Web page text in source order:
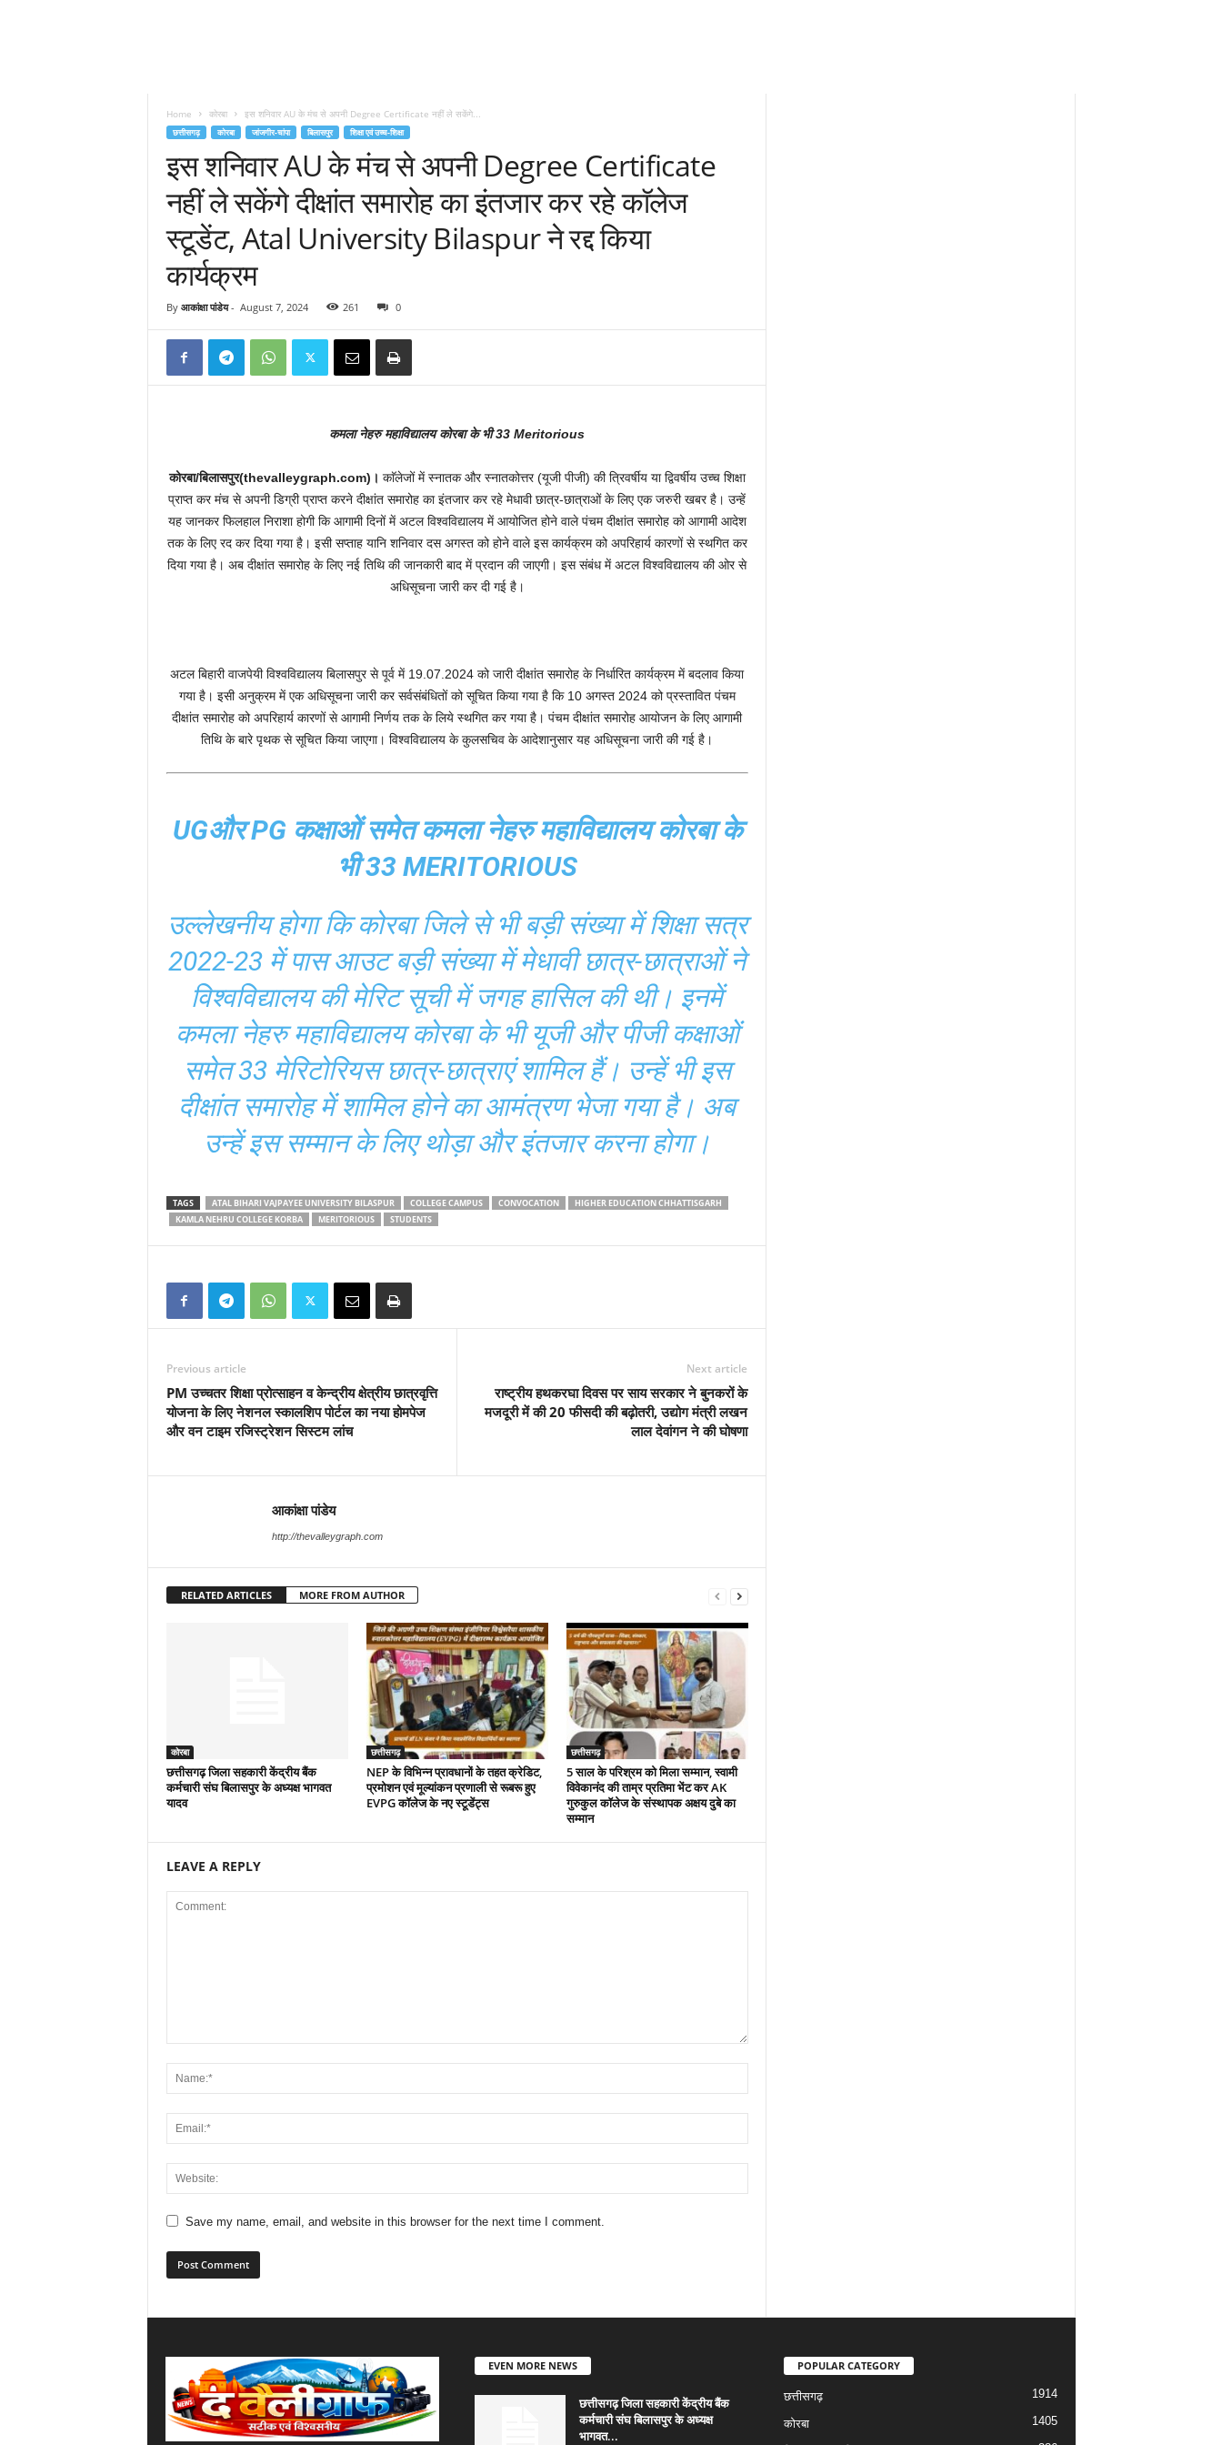
Home कोरबा इस शनिवार AU के मंच से अपनी Degree Certificate नहीं ले सकेंगे...
छत्तीसगढ़ कोरबा जांजगीर-चांपा बिलासपुर शिक्षा एवं उच्च-शिक्षा
इस शनिवार AU के मंच से अपनी Degree Certificate
नहीं ले सकेंगे दीक्षांत समारोह का इंतजार कर रहे काॅलेज
स्टूडेंट, Atal University Bilaspur ने रद्द किया
कार्यक्रम
By आकांक्षा पांडेय- August 7, 2024 261 0
कमला नेहरु महाविद्यालय कोरबा के भी 33 Meritorious
कोरबा/बिलासपुर(thevalleygraph.com)। काॅलेजों में स्नातक और स्नातकोत्तर (यूजी पीजी) की त्रिवर्षीय या द्विवर्षीय उच्च शिक्षा
प्राप्त कर मंच से अपनी डिग्री प्राप्त करने दीक्षांत समारोह का इंतजार कर रहे मेधावी छात्र-छात्राओं के लिए एक जरुरी खबर है। उन्हें
यह जानकर फिलहाल निराशा होगी कि आगामी दिनों में अटल विश्वविद्यालय में आयोजित होने वाले पंचम दीक्षांत समारोह को आगामी आदेश
तक के लिए रद कर दिया गया है। इसी सप्ताह यानि शनिवार दस अगस्त को होने वाले इस कार्यक्रम को अपरिहार्य कारणों से स्थगित कर
दिया गया है। अब दीक्षांत समारोह के लिए नई तिथि की जानकारी बाद में प्रदान की जाएगी। इस संबंध में अटल विश्वविद्यालय की ओर से
अधिसूचना जारी कर दी गई है।
अटल बिहारी वाजपेयी विश्वविद्यालय बिलासपुर से पूर्व में 19.07.2024 को जारी दीक्षांत समारोह के निर्धारित कार्यक्रम में बदलाव किया
गया है। इसी अनुक्रम में एक अधिसूचना जारी कर सर्वसंबंधितों को सूचित किया गया है कि 10 अगस्त 2024 को प्रस्तावित पंचम
दीक्षांत समारोह को अपरिहार्य कारणों से आगामी निर्णय तक के लिये स्थगित कर गया है। पंचम दीक्षांत समारोह आयोजन के लिए आगामी
तिथि के बारे पृथक से सूचित किया जाएगा। विश्वविद्यालय के कुलसचिव के आदेशानुसार यह अधिसूचना जारी की गई है।
UGऔर PG कक्षाओं समेत कमला नेहरु महाविद्यालय कोरबा के
भी 33 MERITORIOUS
उल्लेखनीय होगा कि कोरबा जिले से भी बड़ी संख्या में शिक्षा सत्र
2022-23 में पास आउट बड़ी संख्या में मेधावी छात्र-छात्राओं ने
विश्वविद्यालय की मेरिट सूची में जगह हासिल की थी। इनमें
कमला नेहरु महाविद्यालय कोरबा के भी यूजी और पीजी कक्षाओं
समेत 33 मेरिटोरियस छात्र-छात्राएं शामिल हैं। उन्हें भी इस
दीक्षांत समारोह में शामिल होने का आमंत्रण भेजा गया है। अब
उन्हें इस सम्मान के लिए थोड़ा और इंतजार करना होगा।
TAGS ATAL BIHARI VAJPAYEE UNIVERSITY BILASPUR COLLEGE CAMPUS CONVOCATION
HIGHER EDUCATION CHHATTISGARH
KAMLA NEHRU COLLEGE KORBA
MERITORIOUS STUDENTS
Previous article
PM उच्चतर शिक्षा प्रोत्साहन व केन्द्रीय क्षेत्रीय छात्रवृत्ति
योजना के लिए नेशनल स्कालशिप पोर्टल का नया होमपेज
और वन टाइम रजिस्ट्रेशन सिस्टम लांच
Next article
राष्ट्रीय हथकरघा दिवस पर साय सरकार ने बुनकरों के
मजदूरी में की 20 फीसदी की बढ़ोतरी, उद्योग मंत्री लखन
लाल देवांगन ने की घोषणा
आकांक्षा पांडेय
http://thevalleygraph.com
RELATED ARTICLES MORE FROM AUTHOR
कोरबा
छत्तीसगढ़ जिला सहकारी केंद्रीय बैंक
कर्मचारी संघ बिलासपुर के अध्यक्ष भागवत
यादव
छत्तीसगढ़
NEP के विभिन्न प्रावधानों के तहत क्रेडिट,
प्रमोशन एवं मूल्यांकन प्रणाली से रूबरू हुए
EVPG कॉलेज के नए स्टूडेंट्स
छत्तीसगढ़
5 साल के परिश्रम को मिला सम्मान, स्वामी
विवेकानंद की ताम्र प्रतिमा भेंट कर AK
गुरुकुल कॉलेज के संस्थापक अक्षय दुबे का
सम्मान
LEAVE A REPLY
Save my name, email, and website in this browser for the next time I comment.
EVEN MORE NEWS
छत्तीसगढ़ जिला सहकारी केंद्रीय बैंक
कर्मचारी संघ बिलासपुर के अध्यक्ष
भागवत...
POPULAR CATEGORY
छत्तीसगढ़ 1914
कोरबा 1405